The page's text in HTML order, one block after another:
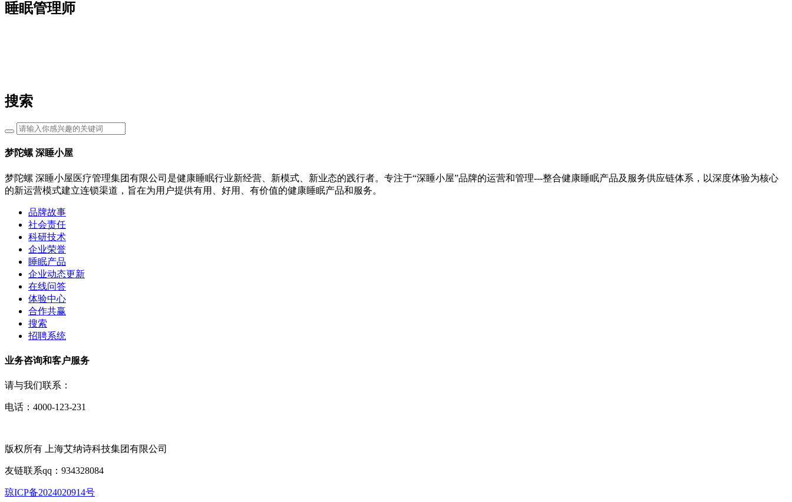
睡眠管理师
搜索
梦陀螺 深睡小屋
梦陀螺 深睡小屋医疗管理集团有限公司是健康睡眠行业新经营、新模式、新业态的践行者。专注于“深睡小屋”品牌的运营和管理---整合健康睡眠产品及服务供应链体系，以深度体验为核心
的新运营模式建立连锁渠道，旨在为用户提供有用、好用、有价值的健康睡眠产品和服务。
品牌故事
社会责任
科研技术
企业荣誉
睡眠产品
企业动态更新
在线问答
体验中心
合作共赢
搜索
招聘系统
业务咨询和客户服务
请与我们联系：
电话：4000-123-231
版权所有 上海艾纳诗科技集团有限公司
友链联系qq：934328084
琼ICP备2024020914号